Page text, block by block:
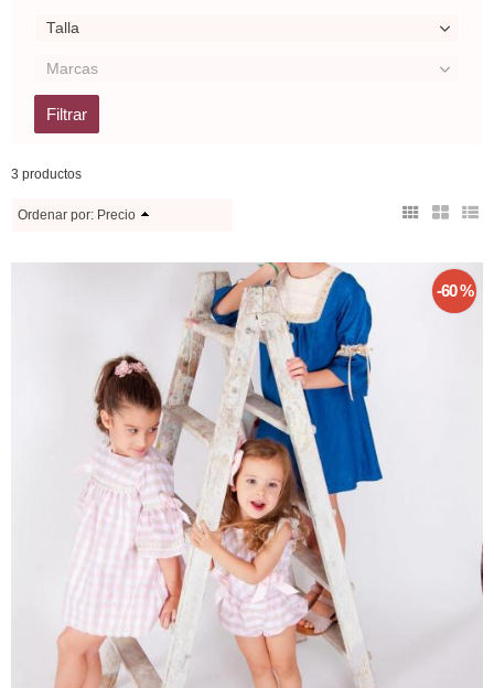
Talla
Marcas
3 productos
Ordenar por: Precio
-60 %